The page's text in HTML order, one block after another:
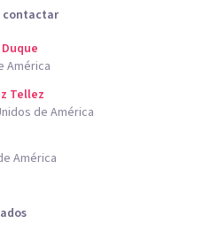
contactar
América
Tellez
de América
América